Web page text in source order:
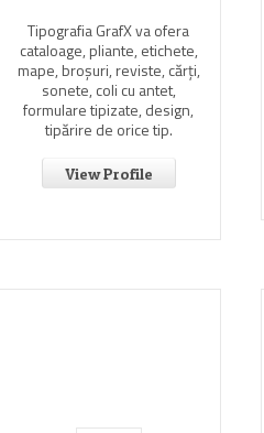
Tipografia GrafX va ofera
cataloage, pliante, etichete,
mape, broşuri, reviste, cărţi,
sonete, coli cu antet,
formulare tipizate, design,
tipărire de orice tip.
View Profile